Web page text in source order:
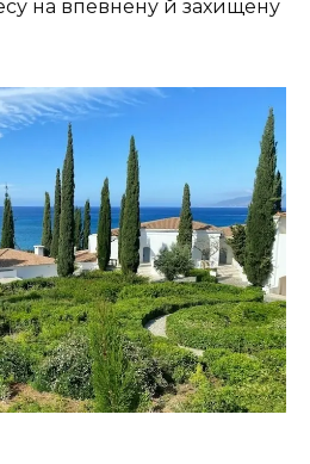
на впевнену й захищену